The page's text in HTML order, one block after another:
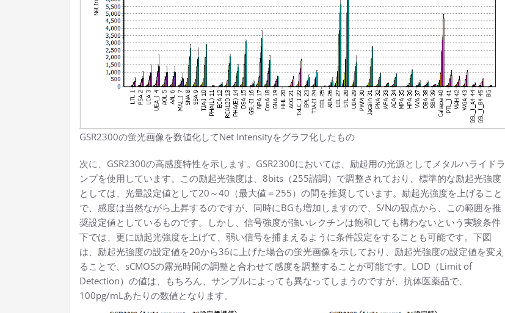
GSR2300の蛍光画像を数値化してNet Intensityをグラフ化したもの
次に、GSR2300の高感度特性を示します。GSR2300においては、励起用の光源としてメタルハライドラ
ンプを使用しています。この励起光強度は、8bits（255諧調）で調整されており、標準的な励起光強度
としては、光量設定値として20～40（最大値＝255）の間を推奨しています。励起光強度を上げること
で、感度は当然ながら上昇するのですが、同時にBGも増加しますので、S/Nの観点から、この範囲を推
奨設定値としているものです。しかし、信号強度が強いレクチンは飽和しても構わないという実験条件
下では、更に励起光強度を上げて、弱い信号を捕まえるように条件設定をすることも可能です。下図
は、励起光強度の設定値を20から36に上げた場合の蛍光画像を示しており、励起光強度の設定値を変え
ることで、sCMOSの露光時間の調整と合わせて感度を調整することが可能です。LOD（Limit of
Detection）の値は、もちろん、サンプルによっても異なってしまうのですが、抗体医薬品で、
100pg/mLあたりの数値となります。